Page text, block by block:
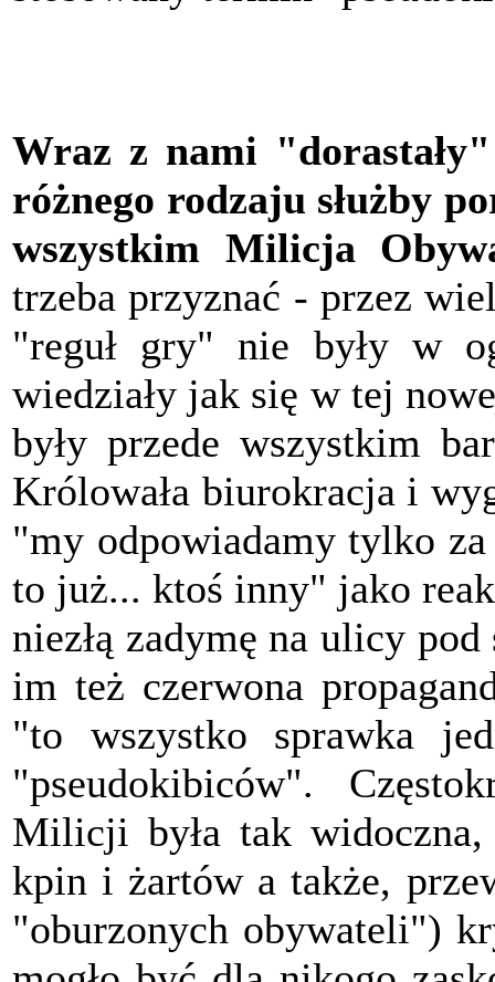
Wraz z nami
różnego rodzaju służby
wszystkim Milicja
trzeba przyznać - przez
"reguł gry" nie były w
wiedziały jak się w tej
były przede wszystkim
Królowała biurokracja i
"my odpowiadamy tylko
to już... ktoś inny" jako
niezłą zadymę na ulicy
im też czerwona
"to wszystko sprawka
"pseudokibiców".
Milicji była tak widoczna,
kpin i żartów a także,
"oburzonych obywateli")